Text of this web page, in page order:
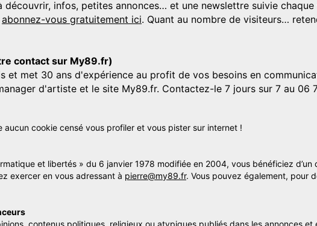
découvrir, infos, petites annonces… et une newslettre suivie
abonnez-vous gratuitement ici. Quant au nombre de visiteurs…
contact sur My89.fr)
et met 30 ans d'expérience au profit de vos besoins en
d'artiste et le site My89.fr. Contactez-le 7 jours sur 7 au 06
cookie censé vous profiler et vous pister sur internet !
et libertés » du 6 janvier 1978 modifiée en 2004, vous bénéficiez
exercer en vous adressant à pierre@my89.fr. Vous pouvez également, pour
contenus politiques, religieux ou atypiques publiés dans les annonces